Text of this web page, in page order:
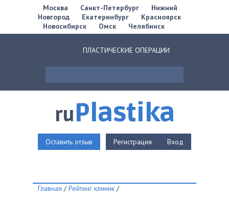
Москва Санкт-Петербург
Нижний
Новгород
Екатеринбург
Красноярск
Новосибирск
Омск Челябинск
ПЛАСТИЧЕСКИЕ ОПЕРАЦИИ
ruPlastika
Оставить отзыв Регистрация Вход
Главная / Рейтинг клиник /